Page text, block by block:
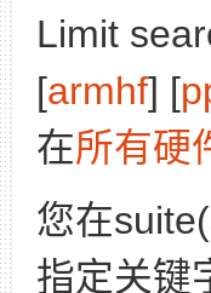
Limit
[armhf] [
在所有硬
您在
指定关键